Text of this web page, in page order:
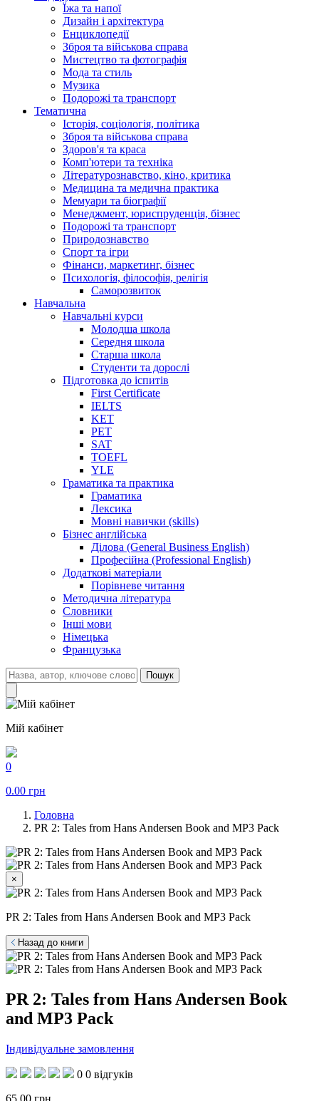
Їжа та напої
Дизайн і архітектура
Енциклопедії
Зброя та військова справа
Мистецтво та фотографія
Мода та стиль
Музика
Подорожі та транспорт
Тематична
Історія, соціологія, політика
Зброя та військова справа
Здоров'я та краса
Комп'ютери та техніка
Літературознавство, кіно, критика
Медицина та медична практика
Мемуари та біографії
Менеджмент, юриспруденція, бізнес
Подорожі та транспорт
Природознавство
Спорт та ігри
Фінанси, маркетинг, бізнес
Психологія, філософія, релігія
Саморозвиток
Навчальна
Навчальні курси
Молодша школа
Середня школа
Старша школа
Студенти та дорослі
Підготовка до іспитів
First Certificate
IELTS
KET
PET
SAT
TOEFL
YLE
Граматика та практика
Граматика
Лексика
Мовні навички (skills)
Бізнес англійська
Ділова (General Business English)
Професійна (Professional English)
Додаткові матеріали
Порівневе читання
Методична література
Словники
Інші мови
Німецька
Французька
Пошук
Мій кабінет
0
0.00 грн
Головна
PR 2: Tales from Hans Andersen Book and MP3 Pack
×
PR 2: Tales from Hans Andersen Book and MP3 Pack
Назад до книги
PR 2: Tales from Hans Andersen Book
and MP3 Pack
Індивідуальне замовлення
0 0 відгуків
65.00 грн